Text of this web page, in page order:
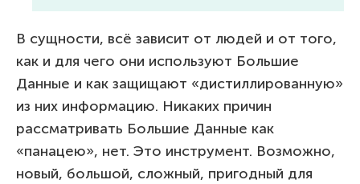
В сущности, всё зависит от людей и от того,
как и для чего они используют Большие
Данные и как защищают «дистиллированную»
из них информацию. Никаких причин
рассматривать Большие Данные как
«панацею», нет. Это инструмент. Возможно,
новый, большой, сложный, пригодный для